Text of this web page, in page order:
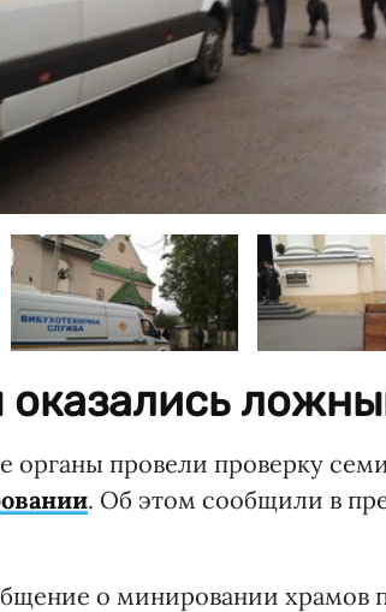
оказались
органы провели проверку
. Об этом сообщили в
о минировании храмов